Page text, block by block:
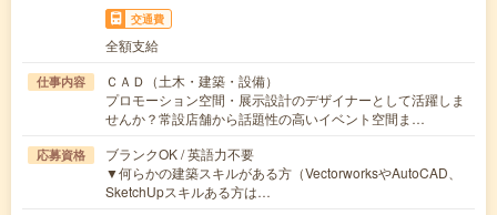
交通費
全額支給
仕事内容
ＣＡＤ（土木・建築・設備）
プロモーション空間・展示設計のデザイナーとして活躍しま
せんか？常設店舗から話題性の高いイベント空間ま…
応募資格
ブランクOK / 英語力不要
▼何らかの建築スキルがある方（VectorworksやAutoCAD、
SketchUpスキルある方は…